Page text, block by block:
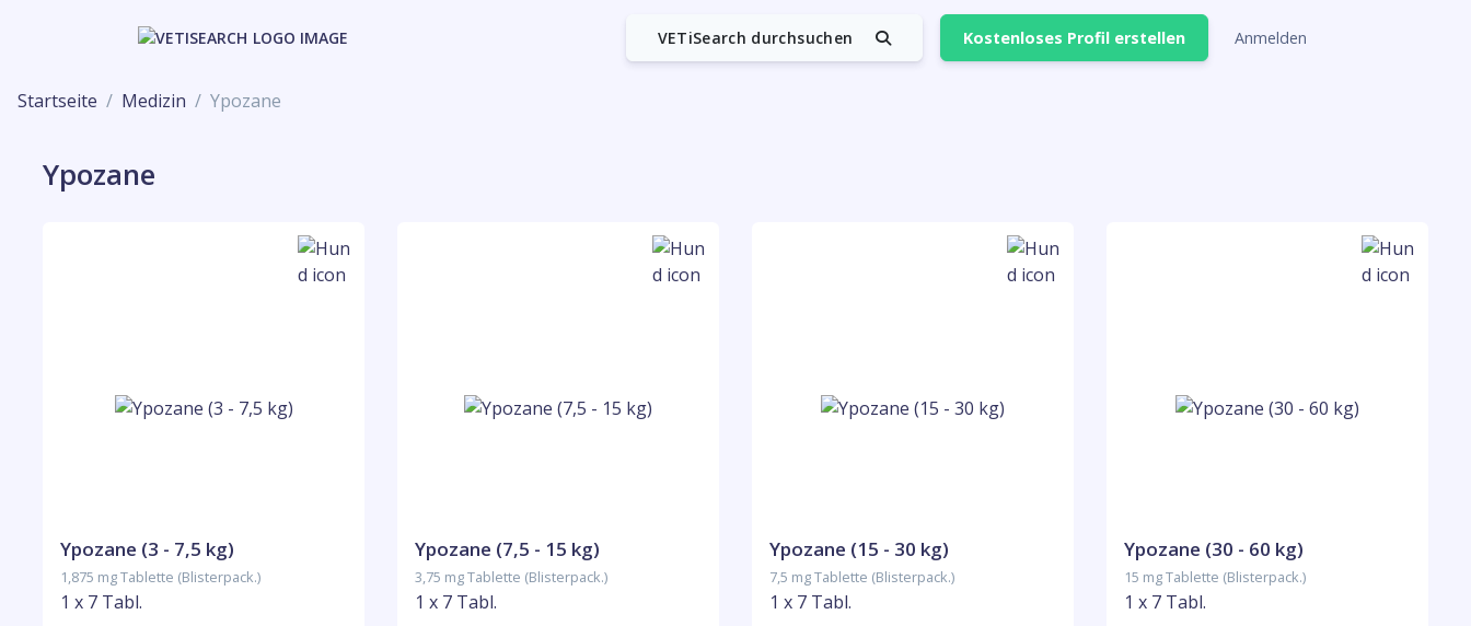
VETiSearch durchsuchen Kostenloses Profil erstellen Anmelden
Startseite Medizin Ypozane
Ypozane
Ypozane (3 - 7,5 kg)
1,875 mg Tablette (Blisterpack.)
1 x 7 Tabl.
Ypozane (7,5 - 15 kg)
3,75 mg Tablette (Blisterpack.)
1 x 7 Tabl.
Ypozane (15 - 30 kg)
7,5 mg Tablette (Blisterpack.)
1 x 7 Tabl.
Ypozane (30 - 60 kg)
15 mg Tablette (Blisterpack.)
1 x 7 Tabl.